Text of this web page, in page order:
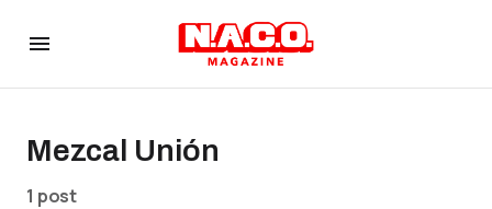
Mezcal Unión
1 post